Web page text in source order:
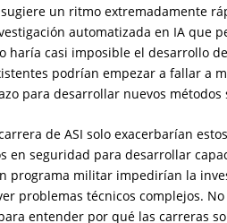
un ritmo extremadamente
automatizada en IA que
haría casi imposible el desarrollo
podrían empezar a fallar a
para desarrollar nuevos
de ASI solo exacerbarían
en seguridad para desarrollar
programa militar impedirían la
problemas técnicos complejos.
entender por qué las carreras